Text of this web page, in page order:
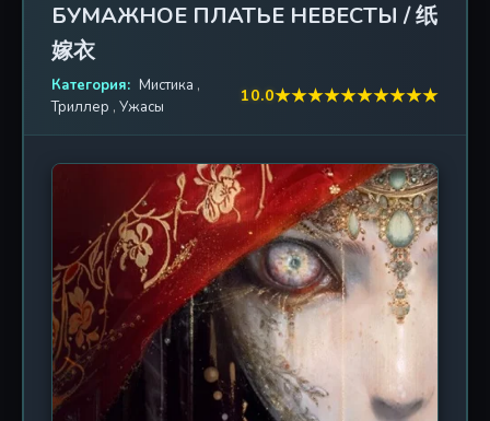
окутанного сиянием векового льда, стоит
саркофаг. Внутри — женщина неземной красоты,
чей сон длился, быть может, тысячелетия.
Случайно коснувшись древней печати, Линь Фэн
пробуждает её — Ин Тайюэ, последнюю
Очнувшись, таинственная красавица с
изумлением обнаруживает, что незваный гость
обладает уникальной аурой, способной
впитывать священную энергию её рода. Не
раздумывая, она передаёт юноше древнее семя
Демона Хунмэн, которое мгновенно прорастает в
его теле, меняя саму суть его существа. С этого
момента жизнь Линь Фэна разделяется на «до» и
«после». В нём пробуждается чудовищная сила, а
вместе с ней — и жажда власти, что дремала в
глубинах крови Ин Тайюэ. Он уже не просто
БУМАЖНОЕ ПЛАТЬЕ НЕВЕСТЫ / 纸
嫁衣
Категория: Мистика ,
Триллер , Ужасы
10.0★★★★★★★★★★